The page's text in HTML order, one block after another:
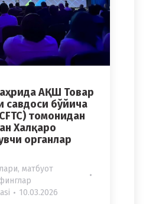
АҚШ Товар
бўйича
томонидан
Халқаро
органлар
матбуот
10.03.2026